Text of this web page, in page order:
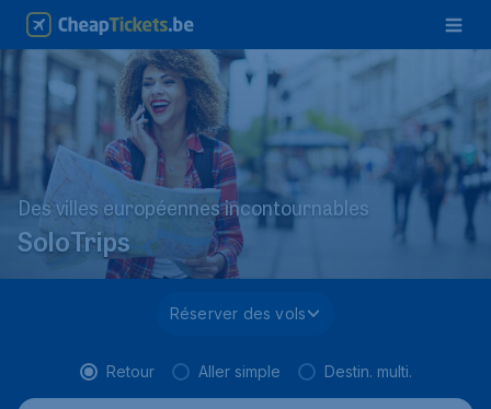
Des villes européennes incontournables
SoloTrips
Réserver des vols
Retour Aller simple Destin. multi.